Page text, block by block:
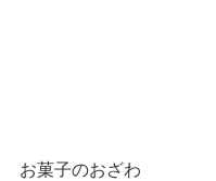
お菓子のおざわ